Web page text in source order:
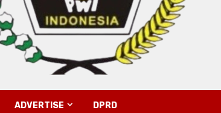
ADVERTISE DPRD